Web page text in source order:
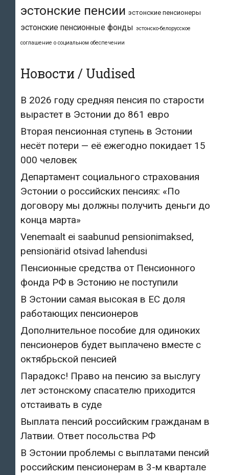
эстонские пенсии эстонские пенсионеры
эстонские пенсионные фонды эстонско-белорусское
соглашение о социальном обеспечении
Новости / Uudised
В 2026 году средняя пенсия по старости
вырастет в Эстонии до 861 евро
Вторая пенсионная ступень в Эстонии
несёт потери — её ежегодно покидает 15
000 человек
Департамент социального страхования
Эстонии о российских пенсиях: «По
договору мы должны получить деньги до
конца марта»
Venemaalt ei saabunud pensionimaksed,
pensionärid otsivad lahendusi
Пенсионные средства от Пенсионного
фонда РФ в Эстонию не поступили
В Эстонии самая высокая в ЕС доля
работающих пенсионеров
Дополнительное пособие для одиноких
пенсионеров будет выплачено вместе с
октябрьской пенсией
Парадокс! Право на пенсию за выслугу
лет эстонскому спасателю приходится
отстаивать в суде
Выплата пенсий российским гражданам в
Латвии. Ответ посольства РФ
В Эстонии проблемы с выплатами пенсий
российским пенсионерам в 3-м квартале